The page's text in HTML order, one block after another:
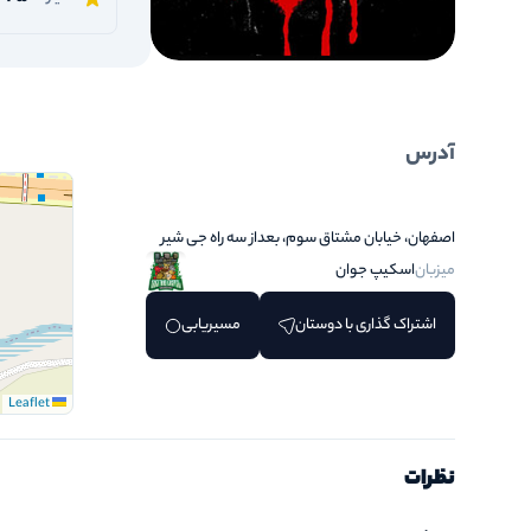
آدرس
اصفهان، خیابان مشتاق سوم، بعداز سه راه جی شیر
میزباناسکیپ جوان
اشتراک گذاری با دوستان مسیریابی
نظرات